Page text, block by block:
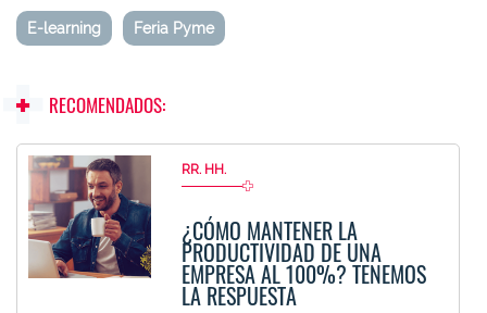
E-learning Feria Pyme
RECOMENDADOS:
RR. HH.
¿CÓMO MANTENER LA
PRODUCTIVIDAD DE UNA
EMPRESA AL 100%? TENEMOS
LA RESPUESTA